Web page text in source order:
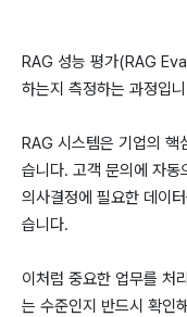
RAG 성능 평가(RAG
하는지 측정하는 과정입
RAG 시스템은 기업의 핵
습니다. 고객 문의에 자동
의사결정에 필요한 데이
습니다.
이처럼 중요한 업무를 처
는 수준인지 반드시 확인